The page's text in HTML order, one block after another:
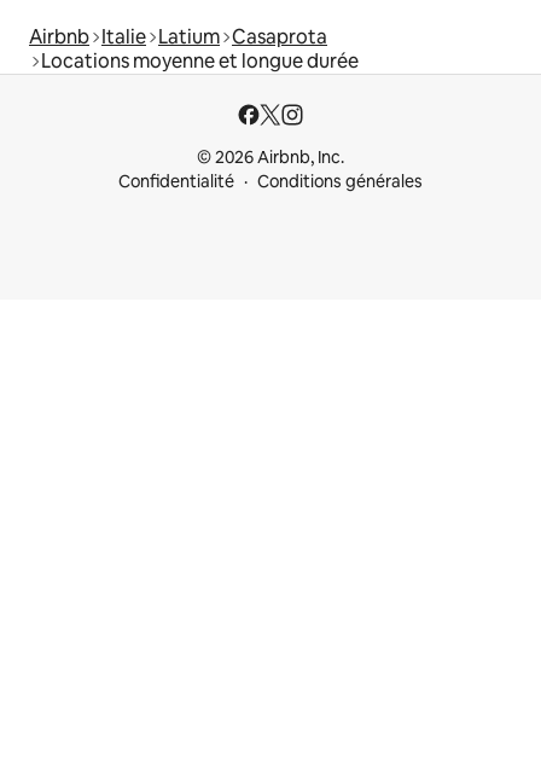
Airbnb Italie Latium Casaprota
Locations moyenne et longue durée
© 2026 Airbnb, Inc.
Confidentialité
Conditions générales